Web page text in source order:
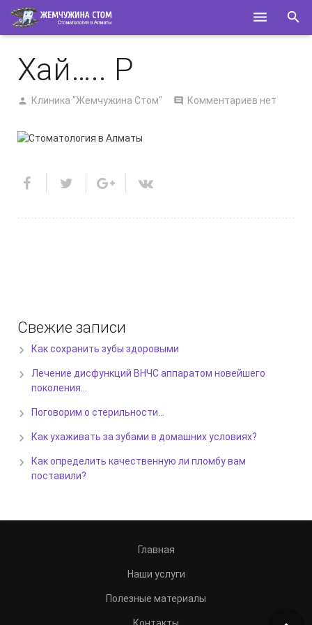
О НАС
КОНТАКТЫ
Хай….. Р
Клиника "Жемчужина Стом" Комментариев нет
Свежие записи
Как сохранить зубы здоровыми
Лечение дисфункций ВНЧС аппаратом новейшего
поколения…
Поговорим о стерильности…
Как ухаживать за зубами в домашних условиях?
Как определить качественную ли пломбу вам
поставили?
Главная
Наши услуги
Полезные материалы